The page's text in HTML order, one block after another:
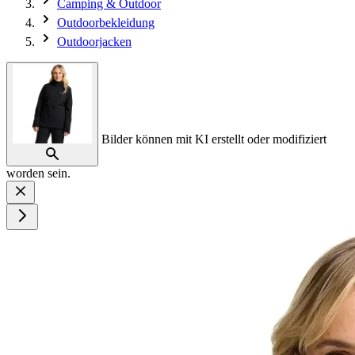
Camping & Outdoor
Outdoorbekleidung
Outdoorjacken
Bilder können mit KI erstellt oder modifiziert
worden sein.